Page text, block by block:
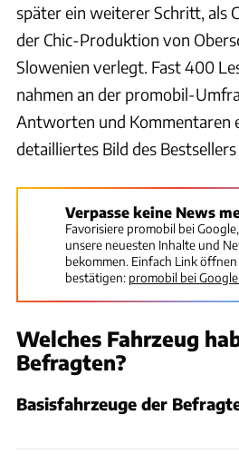
später ein weiterer Schritt, als
der Chic-Produktion von
Slowenien verlegt. Fast 400
nahmen an der promobil-
Antworten und Kommentaren
detailliertes Bild des
Verpasse keine News
Favorisiere promobil bei
unsere neuesten Inhalte und
bekommen. Einfach Link
bestätigen: promobil bei
Welches Fahrzeug
Befragten?
Basisfahrzeuge der